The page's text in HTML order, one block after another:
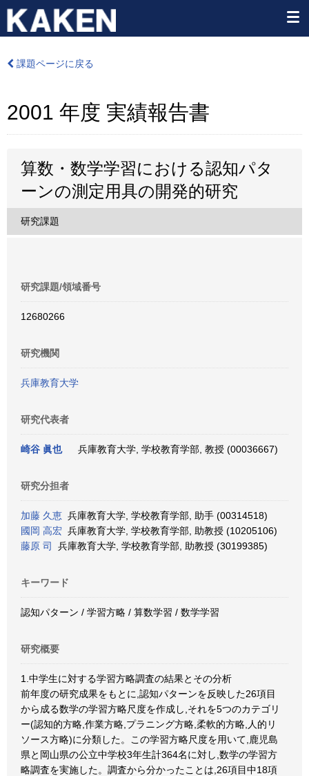
課題ページに戻る
2001 年度 実績報告書
算数・数学学習における認知パタ
ーンの測定用具の開発的研究
研究課題
研究課題/領域番号
12680266
研究機関
兵庫教育大学
研究代表者
崎谷 眞也 兵庫教育大学, 学校教育学部, 教授 (00036667)
研究分担者
加藤 久恵 兵庫教育大学, 学校教育学部, 助手 (00314518)
國岡 高宏 兵庫教育大学, 学校教育学部, 助教授 (10205106)
藤原 司
兵庫教育大学, 学校教育学部, 助教授 (30199385)
キーワード
認知パターン / 学習方略 / 算数学習 / 数学学習
研究概要
1.中学生に対する学習方略調査の結果とその分析
前年度の研究成果をもとに,認知パターンを反映した26項目
から成る数学の学習方略尺度を作成し,それを5つのカテゴリ
ー(認知的方略,作業方略,プラニング方略,柔軟的方略,人的リ
ソース方略)に分類した。この学習方略尺度を用いて,鹿児島
県と岡山県の公立中学校3年生計364名に対し,数学の学習方
略調査を実施した。調査から分かったことは,26項目中18項